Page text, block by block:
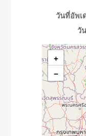
วันที่อัพเ
วั
+
−